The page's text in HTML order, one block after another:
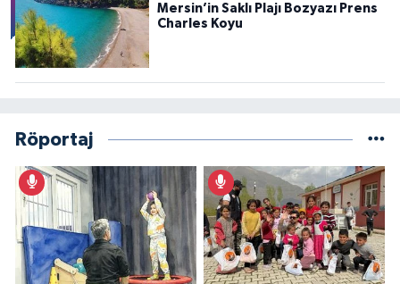
Mersin’in Saklı Plajı Bozyazı Prens
Charles Koyu
Röportaj